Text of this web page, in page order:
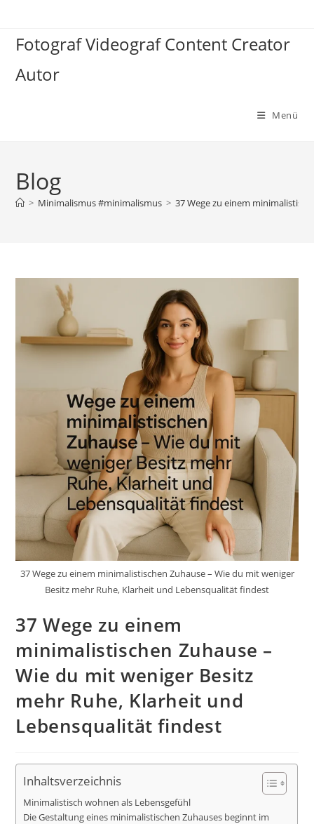
springen
Fotograf Videograf Content Creator
Autor
Menü
Blog
> Minimalismus #minimalismus > 37 Wege zu einem
37 Wege zu einem minimalistischen Zuhause – Wie du mit weniger
Besitz mehr Ruhe, Klarheit und Lebensqualität findest
37 Wege zu einem
minimalistischen Zuhause –
Wie du mit weniger Besitz
mehr Ruhe, Klarheit und
Lebensqualität findest
Inhaltsverzeichnis
Minimalistisch wohnen als Lebensgefühl
Die Gestaltung eines minimalistischen Zuhauses beginnt im